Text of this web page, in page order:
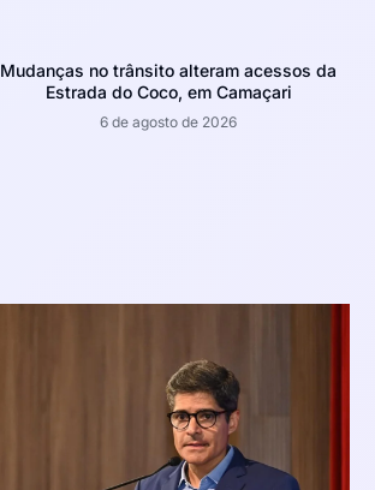
Mudanças no trânsito alteram acessos da
Estrada do Coco, em Camaçari
6 de agosto de 2026